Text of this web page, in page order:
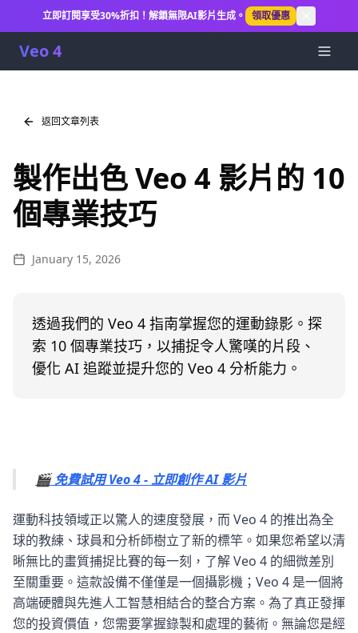
立即訂閱享受30%折扣！解鎖無限AI影片生成。 領取優惠
Veo 4
返回文章列表
製作出色 Veo 4 影片的 10
個專業技巧
January 15, 2026
透過我們的 Veo 4 指南掌握您的運動錄影。探
索 10 個專業技巧，以捕捉令人驚嘆的片段、
優化 AI 追蹤並提升您的 Veo 4 分析能力。
🎬 免費試用 Veo 4 - 立即創作 AI 影片
運動科技領域正以驚人的速度發展，而 Veo 4 的推出為全
球的教練、球員和分析師樹立了新的標竿。如果您希望以清
晰無比的畫質捕捉比賽的每一刻，了解 Veo 4 的細微差別
至關重要。這款設備不僅僅是一個攝影機；Veo 4 是一個將
高端硬體與先進人工智慧相結合的整合方案。為了真正發揮
您的投資價值，您需要掌握錄製和處理的藝術。無論您是經